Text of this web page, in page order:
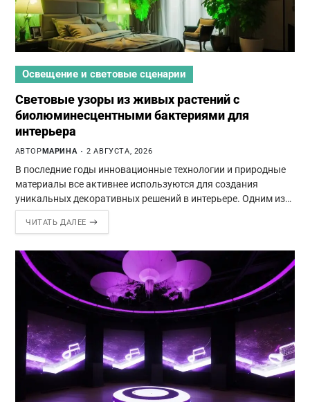
Освещение и световые сценарии
Световые узоры из живых растений с
биолюминесцентными бактериями для
интерьера
АВТОР МАРИНА 2 АВГУСТА, 2026
В последние годы инновационные технологии и природные
материалы все активнее используются для создания
уникальных декоративных решений в интерьере. Одним из…
ЧИТАТЬ ДАЛЕЕ